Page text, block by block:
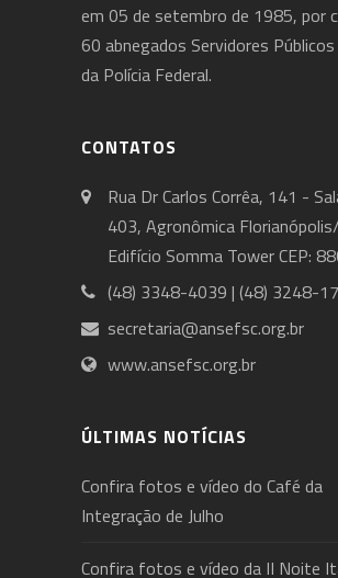
em 05 de setembro de 1985, por
60 abnegados Servidores
da Polícia Federal.
CONTATOS
Rua Dr Carlos Corrêa, 141 -
403, Agronômica
Edifício Somma Tower CEP:
(48) 3348-4039 | (48) 3248-
secretaria@ansefsc.org.br
www.ansefsc.org.br
ÚLTIMAS NOTÍCIAS
Confira fotos e vídeo do Café da
Integração de Julho
Confira fotos e vídeo da II Noite